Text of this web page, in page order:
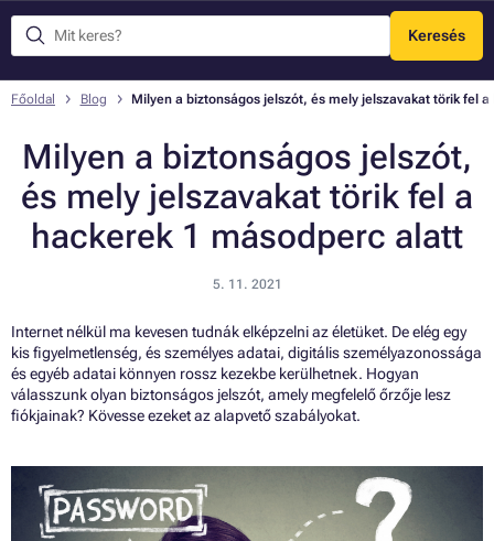
Keresés
Menü
Főoldal Blog Milyen a biztonságos jelszót, és mely jelszavakat törik fel
Milyen a biztonságos jelszót,
és mely jelszavakat törik fel a
hackerek 1 másodperc alatt
5. 11. 2021
Internet nélkül ma kevesen tudnák elképzelni az életüket. De elég egy
kis figyelmetlenség, és személyes adatai, digitális személyazonossága
és egyéb adatai könnyen rossz kezekbe kerülhetnek. Hogyan
válasszunk olyan biztonságos jelszót, amely megfelelő őrzője lesz
fiókjainak? Kövesse ezeket az alapvető szabályokat.